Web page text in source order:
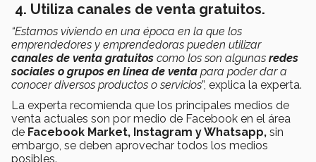
4. Utiliza canales de venta gratuitos.
“Estamos viviendo en una época en la que los
emprendedores y emprendedoras pueden utilizar
canales de venta gratuitos como los son algunas redes
sociales o grupos en línea de venta para poder dar a
conocer diversos productos o servicios”, explica la experta.
La experta recomienda que los principales medios de
venta actuales son por medio de Facebook en el área
de Facebook Market, Instagram y Whatsapp, sin
embargo, se deben aprovechar todos los medios
posibles.